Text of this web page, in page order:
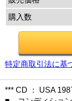
購入数
特定商取引法に基
*** CD ： USA